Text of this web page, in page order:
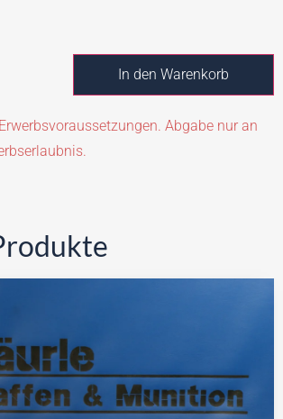
In den Warenkorb
Abgabe nur an